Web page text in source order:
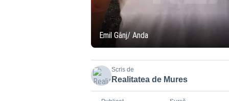
Emil Gânj/ Anda
Scris de
Realitatea de Mures